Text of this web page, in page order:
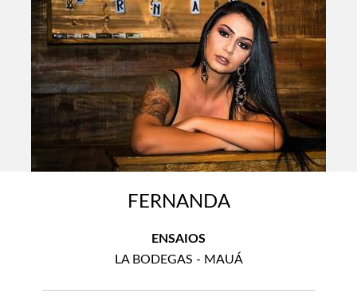
FERNANDA
ENSAIOS
LA BODEGAS - MAUÁ